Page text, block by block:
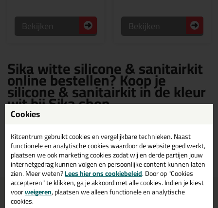
Bekijken Bekijken
Sika witte silicone & sanitairkit
online bestellen? Koop je
silicone & sanitairkit in de kleur
wit bij Sika shop
een ruim assortiment Sika witte silicone & sanitairkit. Bestel je Sika
silicone & sanitairkit wit daarom gemakkelijk en snel op Sika shop!
Voor 21:00 uur besteld
morgen in huis
Gratisbezorging inNL & BE
Cookies
Kitcentrum gebruikt cookies en vergelijkbare technieken. Naast
functionele en analytische cookies waardoor de website goed werkt,
plaatsen we ook marketing cookies zodat wij en derde partijen jouw
internetgedrag kunnen volgen en persoonlijke content kunnen laten
zien. Meer weten?Lees hier ons cookiebeleid. Door op "Cookies
accepteren" te klikken, ga je akkoord met alle cookies. Indien je kiest
voorweigeren, plaatsen we alleen functionele en analytische
cookies.